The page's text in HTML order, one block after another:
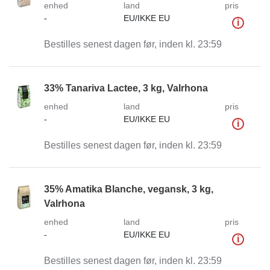
enhed
-
land
EU/IKKE EU
pris
i
Bestilles senest dagen før, inden kl. 23:59
33% Tanariva Lactee, 3 kg, Valrhona
enhed
-
land
EU/IKKE EU
pris
i
Bestilles senest dagen før, inden kl. 23:59
35% Amatika Blanche, vegansk, 3 kg,
Valrhona
enhed
-
land
EU/IKKE EU
pris
i
Bestilles senest dagen før, inden kl. 23:59